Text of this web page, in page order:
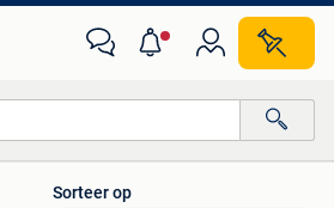
Sorteer op